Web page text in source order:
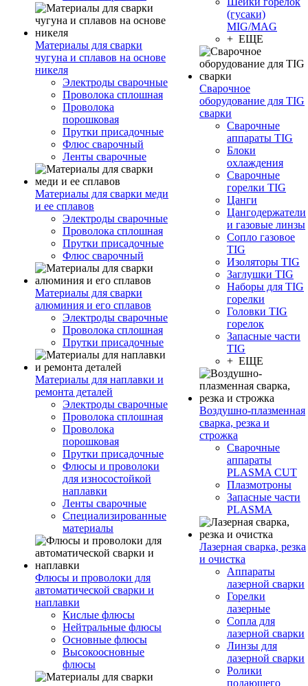
Материалы для сварки
чугуна и сплавов на основе
никеля
Электроды сварочные
Проволока сплошная
Проволока
порошковая
Прутки присадочные
Флюс сварочный
Ленты сварочные
Материалы для сварки меди
и ее сплавов
Электроды сварочные
Проволока сплошная
Прутки присадочные
Флюс сварочный
Материалы для сварки
алюминия и его сплавов
Электроды сварочные
Проволока сплошная
Прутки присадочные
Материалы для наплавки и
ремонта деталей
Электроды сварочные
Проволока сплошная
Проволока
порошковая
Прутки присадочные
Флюсы и проволоки
для износостойкой
наплавки
Ленты сварочные
Специализированные
материалы
Флюсы и проволоки для
автоматической сварки и
наплавки
Кислые флюсы
Нейтральные флюсы
Основные флюсы
Высокоосновные
флюсы
(гусаки)
MIG/MAG
+ ЕЩЕ
Сварочное
оборудование для TIG
сварки
Сварочные
аппараты TIG
Блоки
охлаждения
Сварочные
горелки TIG
Цанги
Цангодержатели
и газовые линзы
Сопло газовое
TIG
Изоляторы TIG
Заглушки TIG
Наборы для TIG
горелки
Головки TIG
горелок
Запасные части
TIG
+ ЕЩЕ
Воздушно-плазменная
сварка, резка и
строжка
Сварочные
аппараты
PLASMA CUT
Плазмотроны
Запасные части
PLASMA
Лазерная сварка, резка
и очистка
Аппараты
лазерной сварки
Горелки
лазерные
Сопла для
лазерной сварки
Линзы для
лазерной сварки
Ролики
подающего